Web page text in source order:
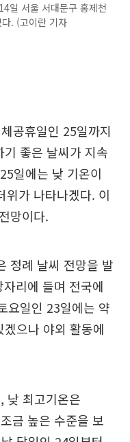
일 서울 서대문구 홍제천
. (고이란 기자
공휴일인 25일까지
좋은 날씨가 지속
일에는 낮 기온이
위가 나타나겠다. 이
망이다.
정례 날씨 전망을 발
리에 들며 전국에
요일인 23일에는 약
으나 야외 활동에
낮 최고기온은
금 높은 수준을 보